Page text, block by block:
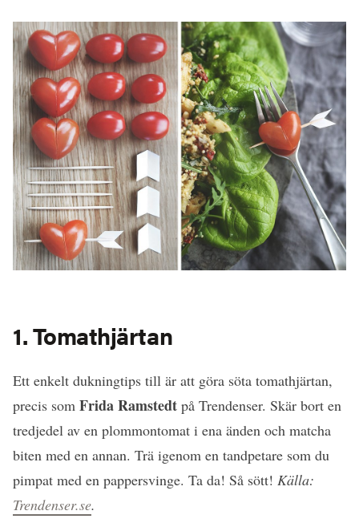
1. Tomathjärtan
Ett enkelt dukningtips till är att göra söta tomathjärtan,
precis som Frida Ramstedt på Trendenser. Skär bort en
tredjedel av en plommontomat i ena änden och matcha
biten med en annan. Trä igenom en tandpetare som du
pimpat med en pappersvinge. Ta da! Så sött! Källa:
Trendenser.se.